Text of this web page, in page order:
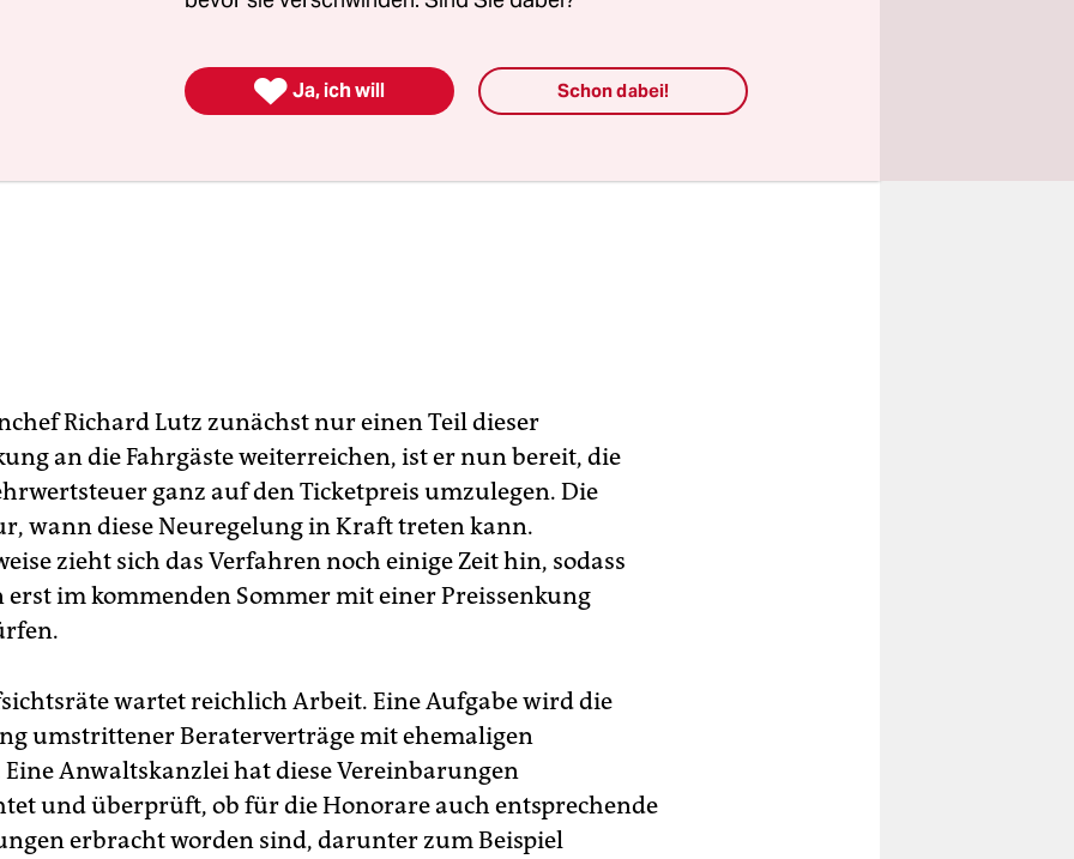
Richard Lutz zunächst nur einen Teil dieser
an die Fahrgäste weiterreichen, ist er nun bereit, die
ganz auf den Ticketpreis umzulegen. Die
wann diese Neuregelung in Kraft treten kann.
zieht sich das Verfahren noch einige Zeit hin, sodass
erst im kommenden Sommer mit einer Preissenkung
wartet reichlich Arbeit. Eine Aufgabe wird die
umstrittener Beraterverträge mit ehemaligen
Anwaltskanzlei hat diese Vereinbarungen
und überprüft, ob für die Honorare auch entsprechende
erbracht worden sind, darunter zum Beispiel
 Ja, ich will Schon dabei!